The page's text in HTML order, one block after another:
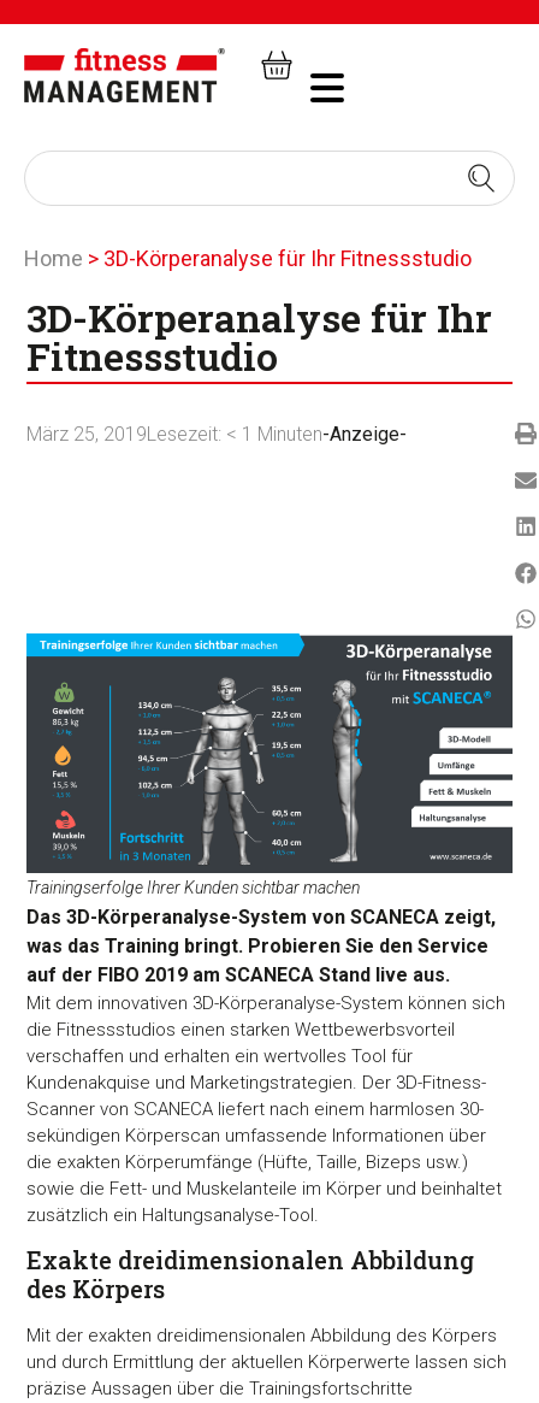
Home > 3D-Körperanalyse für Ihr Fitnessstudio
3D-Körperanalyse für Ihr
Fitnessstudio
März 25, 2019Lesezeit: < 1 Minuten-Anzeige-
Trainingserfolge Ihrer Kunden sichtbar machen
Das 3D-Körperanalyse-System von SCANECA zeigt,
was das Training bringt. Probieren Sie den Service
auf der FIBO 2019 am SCANECA Stand live aus.
Mit dem innovativen 3D-Körperanalyse-System können sich
die Fitnessstudios einen starken Wettbewerbsvorteil
verschaffen und erhalten ein wertvolles Tool für
Kundenakquise und Marketingstrategien. Der 3D-Fitness-
Scanner von SCANECA liefert nach einem harmlosen 30-
sekündigen Körperscan umfassende Informationen über
die exakten Körperumfänge (Hüfte, Taille, Bizeps usw.)
sowie die Fett- und Muskelanteile im Körper und beinhaltet
zusätzlich ein Haltungsanalyse-Tool.
Exakte dreidimensionalen Abbildung
des Körpers
Mit der exakten dreidimensionalen Abbildung des Körpers
und durch Ermittlung der aktuellen Körperwerte lassen sich
präzise Aussagen über die Trainingsfortschritte